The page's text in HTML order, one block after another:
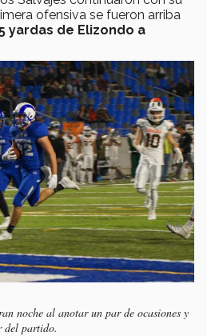
ofensiva se fueron arriba
yardas de Elizondo a
noche al anotar un par de ocasiones y
del partido.